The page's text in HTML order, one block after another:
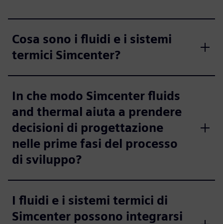
Cosa sono i fluidi e i sistemi
termici Simcenter?
In che modo Simcenter fluids
and thermal aiuta a prendere
decisioni di progettazione
nelle prime fasi del processo
di sviluppo?
I fluidi e i sistemi termici di
Simcenter possono integrarsi